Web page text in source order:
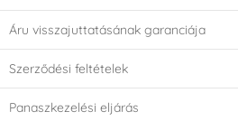
Áru visszajuttatásának garanciája
Szerződési feltételek
Panaszkezelési eljárás